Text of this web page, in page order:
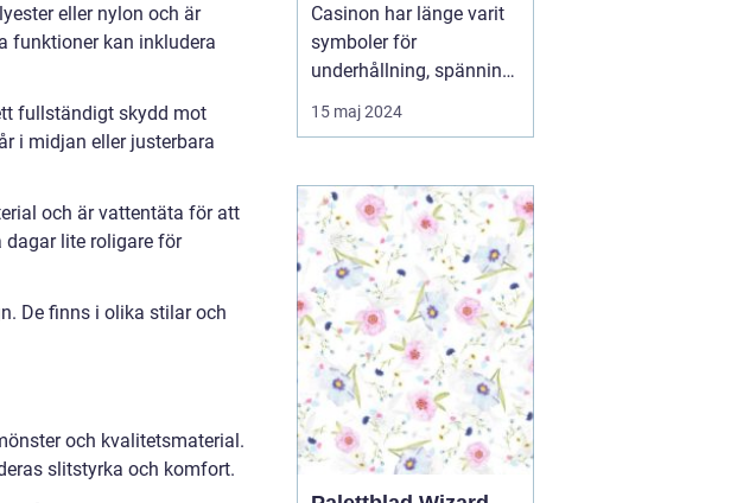
eller nylon och är
funktioner kan inkludera
fullständigt skydd mot
i midjan eller justerbara
och är vattentäta för att
lite roligare för
De finns i olika stilar och
och kvalitetsmaterial.
slitstyrka och komfort.
Casinon har länge varit
symboler för
underhållning, spänning
och möjligheten att
vinna stort. De fungerar
som söker fläkten av risk
och lockelsen av
belöningar. Oavsett om
du är ...
15 maj 2024